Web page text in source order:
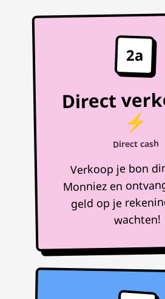
2a
Direct
⚡
Direct cash
Verkoop je bon
Monniez en
geld op je
wachten!